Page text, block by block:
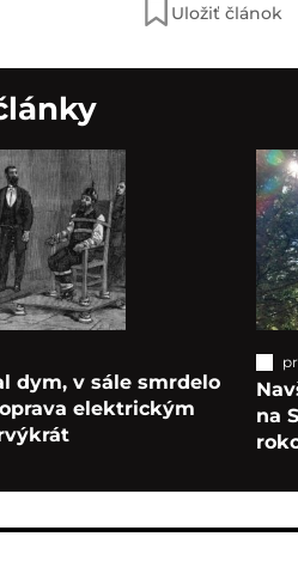
Uložiť článok
dym, v sále smrdelo
elektrickým
na